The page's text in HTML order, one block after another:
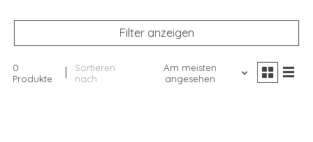
Filter anzeigen
0
Produkte
Sortieren
nach
Am meisten
angesehen